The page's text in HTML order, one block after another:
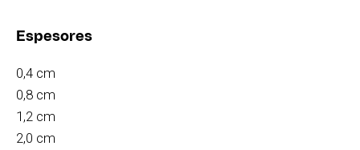
Espesores
0,4 cm
0,8 cm
1,2 cm
2,0 cm